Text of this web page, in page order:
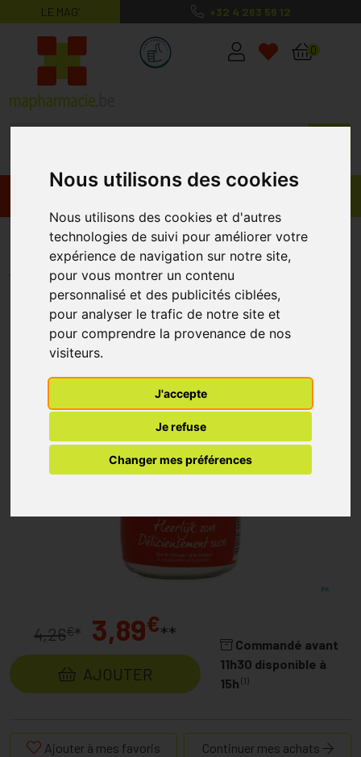
Nous utilisons des cookies
Nous utilisons des cookies et d'autres
technologies de suivi pour améliorer votre
expérience de navigation sur notre site,
pour vous montrer un contenu
personnalisé et des publicités ciblées,
pour analyser le trafic de notre site et
pour comprendre la provenance de nos
visiteurs.
J'accepte
Je refuse
Changer mes préférences
LE MAG’ +32 4 263 56 12
MaPharmacie.be ma santé, mes
0
Canderel + Sucralose Gran 75 G
CANDEREL
4,26€* 3,89€**
AJOUTER
Commandé avant
11h30 disponible à
15h (1)
Ajouter à mes favoris Continuer mes achats